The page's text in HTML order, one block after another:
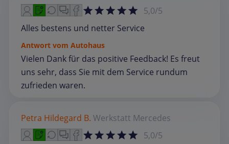
5,0/5
Alles bestens und netter Service
Antwort vom Autohaus
Vielen Dank für das positive Feedback! Es freut
uns sehr, dass Sie mit dem Service rundum
zufrieden waren.
Petra Hildegard B. Werkstatt Mercedes
5,0/5